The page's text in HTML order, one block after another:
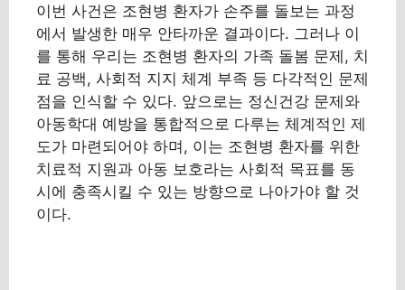
이번 사건은 조현병 환자가 손주를 돌보는 과정
에서 발생한 매우 안타까운 결과이다. 그러나 이
를 통해 우리는 조현병 환자의 가족 돌봄 문제, 치
료 공백, 사회적 지지 체계 부족 등 다각적인 문제
점을 인식할 수 있다. 앞으로는 정신건강 문제와
아동학대 예방을 통합적으로 다루는 체계적인 제
도가 마련되어야 하며, 이는 조현병 환자를 위한
치료적 지원과 아동 보호라는 사회적 목표를 동
시에 충족시킬 수 있는 방향으로 나아가야 할 것
이다.